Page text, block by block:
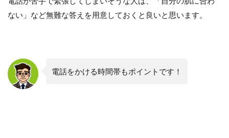
ない」など無難な答えを用意しておくと良いと思います。
電話をかける時間帯もポイントです！